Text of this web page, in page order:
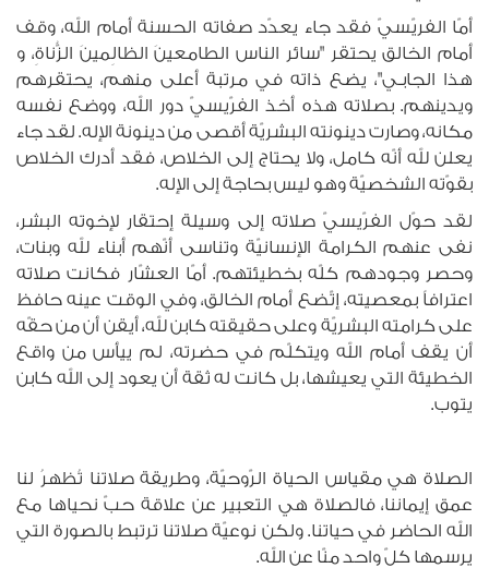
أمّا الفريّسيّ فقد جاء يعدّد صفاته الحسنة أمام الله، وقف
أمام الخالق يحتقر "سائر الناس الطامعينَ الظالِمينَ الزُّناةِ، و
هذا الجابـي"، يضع ذاته في مرتبة أعلى منهم، يحتقرهم
ويدينهم. بصلاته هذه أخذ الفرّيسيّ دور الله، ووضع نفسه
مكانه، وصارت دينونته البشريّة أقصى من دينونة الإله. لقد جاء
يعلن لله أنّه كامل، ولا يحتاج إلى الخلاص، فقد أدرك الخلاص
بقوّته الشخصيّة وهو ليس بحاجة إلى الإله.
لقد حوّل الفرّيسيّ صلاته إلى وسيلة إحتقار لإخوته البشر،
نفى عنهم الكرامة الإنسانيّة وتناسى أنّهم أبناء لله وبنات،
وحصر وجودهم كلّه بخطيئتهم. أمّا العشّار فكانت صلاته
اعترافاً بمعصيته، إتّضع أمام الخالق، وفي الوقت عينه حافظ
على كرامته البشريّة وعلى حقيقته كابن لله، أيقن أن من حقّه
أن يقف أمام الله ويتكلّم في حضرته، لم ييأس من واقع
الخطيئة التي يعيشها، بل كانت له ثقة أن يعود إلى الله كابن
يتوب.
الصلاة هي مقياس الحياة الرّوحيّة، وطريقة صلاتنا تُظهرُ لنا
عمق إيماننا، فالصلاة هي التعبير عن علاقة حبّ نحياها مع
الله الحاضر في حياتنا. ولكن نوعيّة صلاتنا ترتبط بالصورة التي
يرسمها كلّ واحد منّا عن الله.